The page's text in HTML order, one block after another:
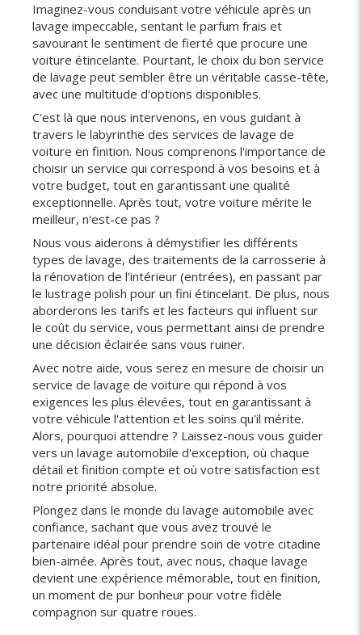
Imaginez-vous conduisant votre véhicule après un
lavage impeccable, sentant le parfum frais et
savourant le sentiment de fierté que procure une
voiture étincelante. Pourtant, le choix du bon service
de lavage peut sembler être un véritable casse-tête,
avec une multitude d'options disponibles.
C'est là que nous intervenons, en vous guidant à
travers le labyrinthe des services de lavage de
voiture en finition. Nous comprenons l'importance de
choisir un service qui correspond à vos besoins et à
votre budget, tout en garantissant une qualité
exceptionnelle. Après tout, votre voiture mérite le
meilleur, n'est-ce pas ?
Nous vous aiderons à démystifier les différents
types de lavage, des traitements de la carrosserie à
la rénovation de l'intérieur (entrées), en passant par
le lustrage polish pour un fini étincelant. De plus, nous
aborderons les tarifs et les facteurs qui influent sur
le coût du service, vous permettant ainsi de prendre
une décision éclairée sans vous ruiner.
Avec notre aide, vous serez en mesure de choisir un
service de lavage de voiture qui répond à vos
exigences les plus élevées, tout en garantissant à
votre véhicule l'attention et les soins qu'il mérite.
Alors, pourquoi attendre ? Laissez-nous vous guider
vers un lavage automobile d'exception, où chaque
détail et finition compte et où votre satisfaction est
notre priorité absolue.
Plongez dans le monde du lavage automobile avec
confiance, sachant que vous avez trouvé le
partenaire idéal pour prendre soin de votre citadine
bien-aimée. Après tout, avec nous, chaque lavage
devient une expérience mémorable, tout en finition,
un moment de pur bonheur pour votre fidèle
compagnon sur quatre roues.